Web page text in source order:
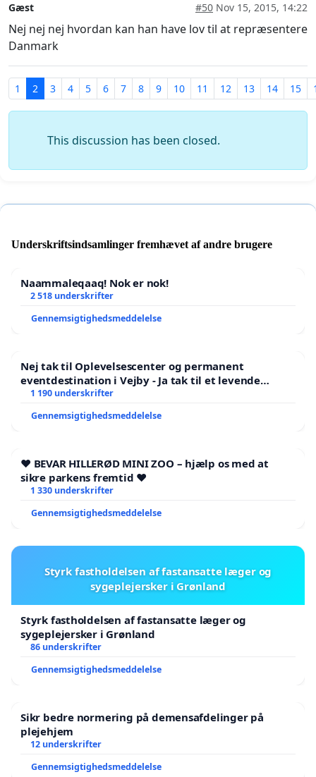
Gæst #50 Nov 15, 2015, 14:22
Nej nej nej hvordan kan han have lov til at repræsentere
Danmark
1 2 3 4 5 6 7 8 9 10 11 12 13 14 15
This discussion has been closed.
Underskriftsindsamlinger fremhævet af andre brugere
Naammaleqaaq! Nok er nok!
2 518 underskrifter
Gennemsigtighedsmeddelelse
Nej tak til Oplevelsescenter og permanent
eventdestination i Vejby - Ja tak til et levende
lokalområde i balance
1 190 underskrifter
Gennemsigtighedsmeddelelse
❤️ BEVAR HILLERØD MINI ZOO – hjælp os med at
sikre parkens fremtid ❤️
1 330 underskrifter
Gennemsigtighedsmeddelelse
Styrk fastholdelsen af fastansatte læger og
sygeplejersker i Grønland
Styrk fastholdelsen af fastansatte læger og
sygeplejersker i Grønland
86 underskrifter
Gennemsigtighedsmeddelelse
Sikr bedre normering på demensafdelinger på
plejehjem
12 underskrifter
Gennemsigtighedsmeddelelse